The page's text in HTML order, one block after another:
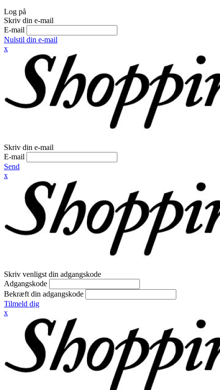
Log på
Skriv din e-mail
E-mail
Nulstil din e-mail
x
Skriv din e-mail
E-mail
Send
x
Skriv venligst din adgangskode
Adgangskode
Bekræft din adgangskode
Tilmeld dig
x